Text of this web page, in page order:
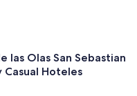
32 pulgadas con canales por
servicio de limpieza diario
las Olas San Sebastian
Casual Hoteles